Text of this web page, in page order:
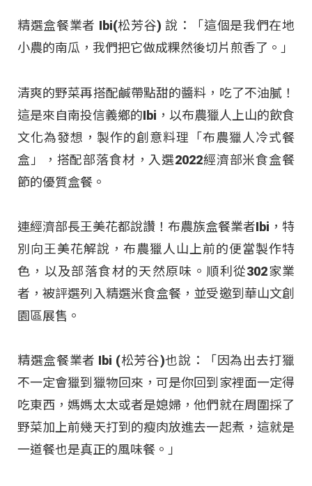
精選盒餐業者 Ibi(松芳谷) 說：「這個是我們在地
小農的南瓜，我們把它做成粿然後切片煎香了。」
清爽的野菜再搭配鹹帶點甜的醬料，吃了不油膩！
這是來自南投信義鄉的Ibi，以布農獵人上山的飲食
文化為發想，製作的創意料理「布農獵人冷式餐
盒」，搭配部落食材，入選2022經濟部米食盒餐
節的優質盒餐。
連經濟部長王美花都說讚！布農族盒餐業者Ibi，特
別向王美花解說，布農獵人山上前的便當製作特
色，以及部落食材的天然原味。順利從302家業
者，被評選列入精選米食盒餐，並受邀到華山文創
園區展售。
精選盒餐業者 Ibi (松芳谷)也說：「因為出去打獵
不一定會獵到獵物回來，可是你回到家裡面一定得
吃東西，媽媽太太或者是媳婦，他們就在周圍採了
野菜加上前幾天打到的瘦肉放進去一起煮，這就是
一道餐也是真正的風味餐。」